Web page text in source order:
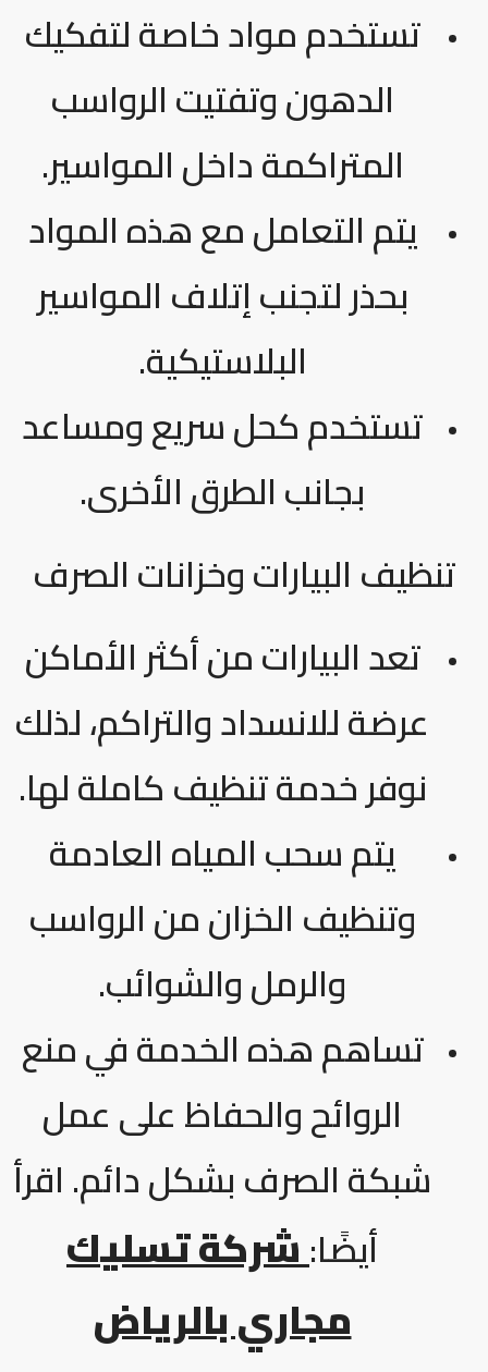
تستخدم مواد خاصة لتفكيك
الدهون وتفتيت الرواسب
المتراكمة داخل المواسير.
يتم التعامل مع هذه المواد
بحذر لتجنب إتلاف المواسير
البلاستيكية.
تستخدم كحل سريع ومساعد
بجانب الطرق الأخرى.
تنظيف البيارات وخزانات الصرف
تعد البيارات من أكثر الأماكن
عرضة للانسداد والتراكم، لذلك
نوفر خدمة تنظيف كاملة لها.
يتم سحب المياه العادمة
وتنظيف الخزان من الرواسب
والرمل والشوائب.
تساهم هذه الخدمة في منع
الروائح والحفاظ على عمل
شبكة الصرف بشكل دائم. اقرأ
أيضًا:شركة تسليك
مجاري بالرياض